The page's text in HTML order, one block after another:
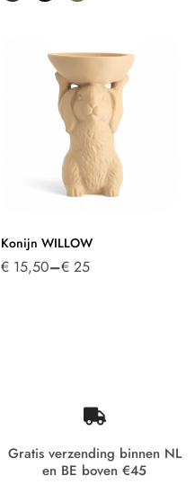
Konijn WILLOW
€ 15,50–€ 25
Gratis verzending binnen NL
en BE boven €45